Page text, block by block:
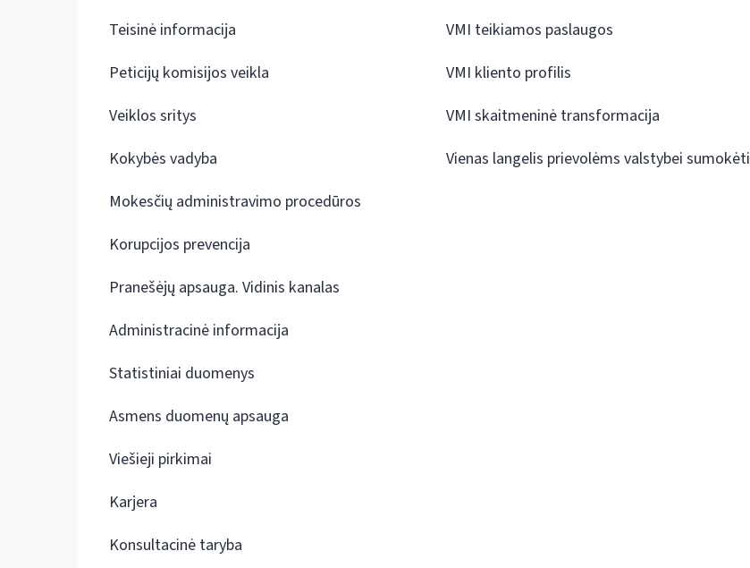
Teisinė informacija
Peticijų komisijos veikla
Veiklos sritys
Kokybės vadyba
Mokesčių administravimo procedūros
Korupcijos prevencija
Pranešėjų apsauga. Vidinis kanalas
Administracinė informacija
Statistiniai duomenys
Asmens duomenų apsauga
Viešieji pirkimai
Karjera
Konsultacinė taryba
VMI teikiamos paslaugos
VMI kliento profilis
VMI skaitmeninė transformacija
Vienas langelis prievolėms valstybei sumokėti